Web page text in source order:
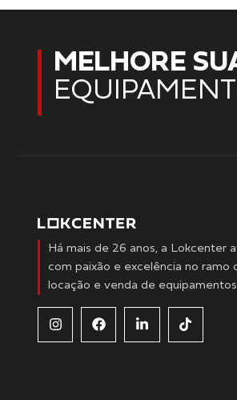
MELHORE
Há mais de 26 anos, a Lokcenter
com paixão e excelência no ramo
locação e venda de